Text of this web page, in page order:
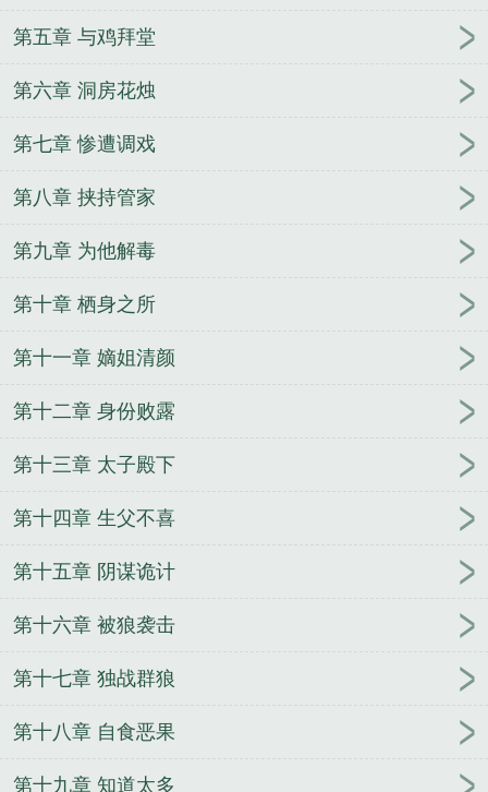
第五章 与鸡拜堂
第六章 洞房花烛
第七章 惨遭调戏
第八章 挟持管家
第九章 为他解毒
第十章 栖身之所
第十一章 嫡姐清颜
第十二章 身份败露
第十三章 太子殿下
第十四章 生父不喜
第十五章 阴谋诡计
第十六章 被狼袭击
第十七章 独战群狼
第十八章 自食恶果
第十九章 知道太多